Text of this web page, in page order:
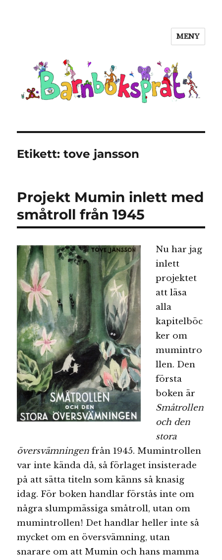
MENY
Etikett:tove jansson
Projekt Mumin inlett med
småtroll från 1945
Nu har jag
inlett
projektet
att läsa
alla
kapitelböc
ker om
mumintro
llen. Den
första
boken är
Småtrollen
och den
stora
översvämningen från 1945. Mumintrollen
var inte kända då, så förlaget insisterade
på att sätta titeln som känns så knasig
idag. För boken handlar förstås inte om
några slumpmässiga småtroll, utan om
mumintrollen! Det handlar heller inte så
mycket om en översvämning, utan
snarare om att Mumin och hans mamma